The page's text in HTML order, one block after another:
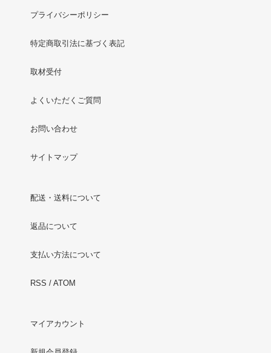
プライバシーポリシー
特定商取引法に基づく表記
取材受付
よくいただくご質問
お問い合わせ
サイトマップ
配送・送料について
返品について
支払い方法について
RSS / ATOM
マイアカウント